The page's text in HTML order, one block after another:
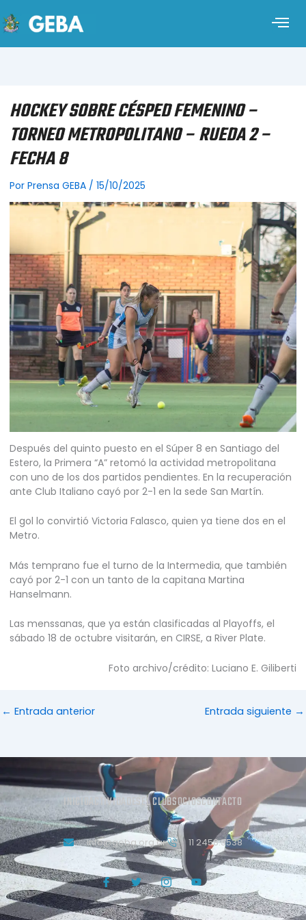
HOCKEY SOBRE CÉSPED FEMENINO –
TORNEO METROPOLITANO – RUEDA 2 –
FECHA 8
Por Prensa GEBA / 15/10/2025
Después del quinto puesto en el Súper 8 en Santiago del
Estero, la Primera “A” retomó la actividad metropolitana
con uno de los dos partidos pendientes. En la recuperación
ante Club Italiano cayó por 2-1 en la sede San Martín.
El gol lo convirtió Victoria Falasco, quien ya tiene dos en el
Metro.
Más temprano fue el turno de la Intermedia, que también
cayó por 2-1 con un tanto de la capitana Martina
Hanselmann.
Las menssanas, que ya están clasificadas al Playoffs, el
sábado 18 de octubre visitarán, en CIRSE, a River Plate.
Foto archivo/crédito: Luciano E. Giliberti
← Entrada anterior Entrada siguiente →
INICIOACTIVIDADES EL CLUBSOCIOSCONTACTO
info@geba.org.ar 11 2458.3538
J
k
i
-
T
w
i
t
J
k
i
-
Y
o
u
t